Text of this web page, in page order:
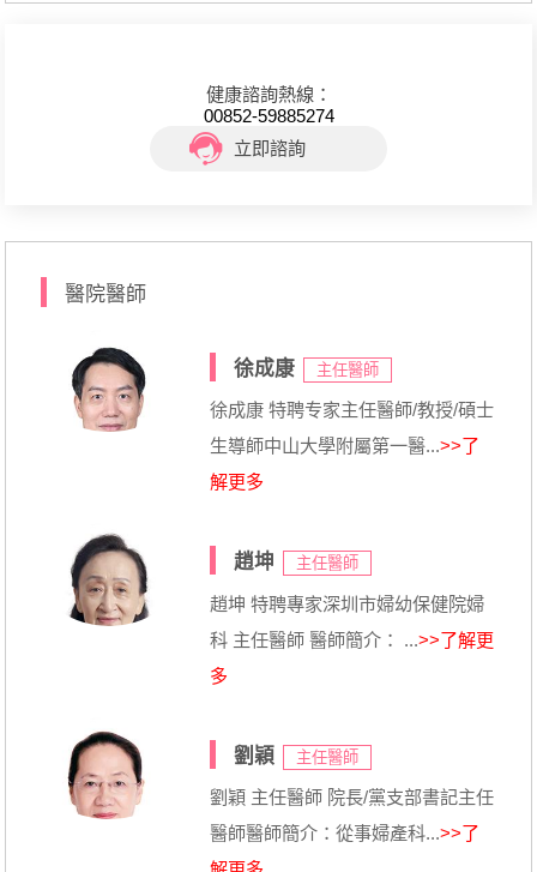
健康諮詢熱線：
00852-59885274
立即諮詢
醫院醫師
徐成康 主任醫師
徐成康 特聘专家主任醫師/教授/碩士
生導師中山大學附屬第一醫...>>了
解更多
趙坤 主任醫師
趙坤 特聘專家深圳市婦幼保健院婦
科 主任醫師 醫師簡介： ...>>了解更
多
劉穎 主任醫師
劉穎 主任醫師 院長/黨支部書記主任
醫師醫師簡介：從事婦產科...>>了